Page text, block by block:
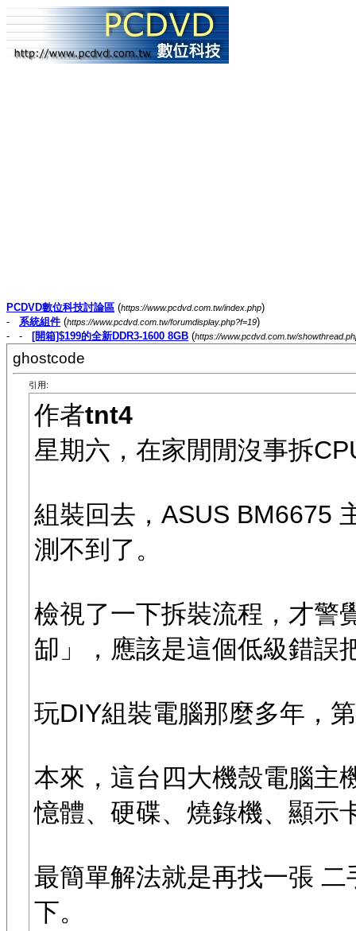
PCDVD數位科技討論區 (https://www.pcdvd.com.tw/index.php)
- 系統組件 (https://www.pcdvd.com.tw/forumdisplay.php?f=19)
- -
[開箱]$199的全新DDR3-1600 8GB (https://www.pcdvd.com.tw/
ghostcode
引用:
作者tnt4
星期六，在家閒閒沒事拆
組裝回去，ASUS BM6675
測不到了。
檢視了一下拆裝流程，才
缷」，應該是這個低級錯誤
玩DIY組裝電腦那麼多年，
本來，這台四大機殼電腦主
憶體、硬碟、燒錄機、顯示
最簡單解法就是再找一張
下。